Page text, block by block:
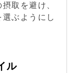
取を避け、
ぶようにし
ル